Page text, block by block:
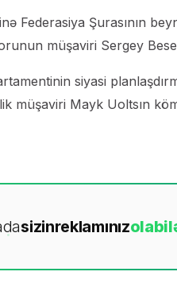
Federasiya Şurasının
müşaviri Sergey
siyasi
müşaviri Mayk Uoltsın
sizinreklamınızola